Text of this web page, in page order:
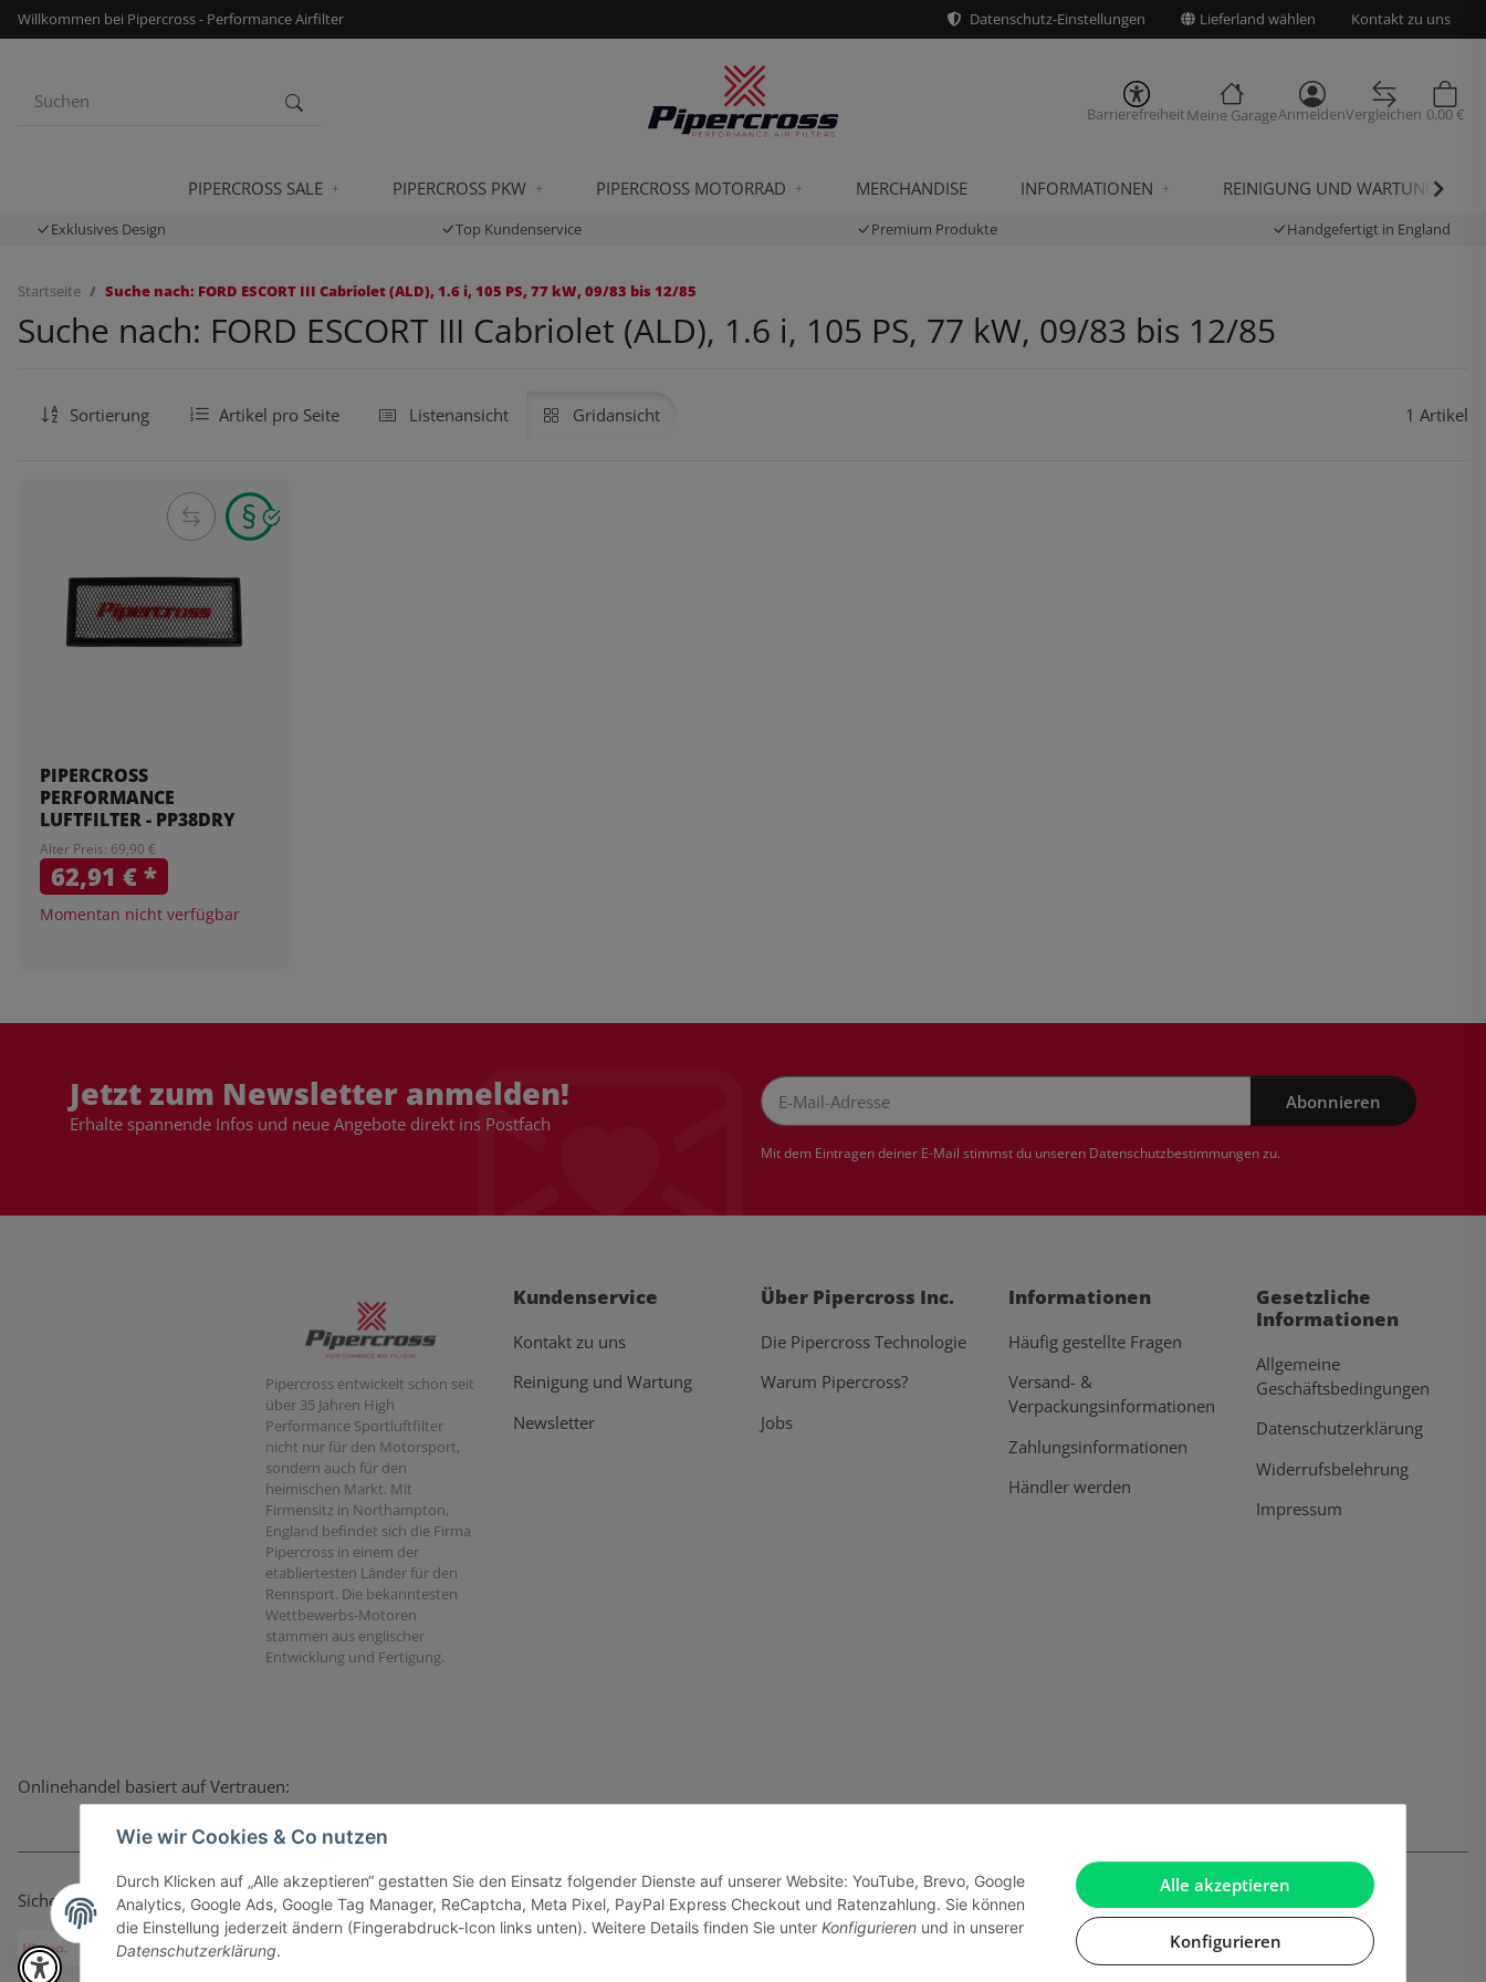
Alle akzeptieren
Konfigurieren
Wie wir Cookies & Co nutzen
Durch Klicken auf „Alle akzeptieren“ gestatten Sie den Einsatz folgender Dienste auf unserer Website: YouTube, Brevo, Google
Analytics, Google Ads, Google Tag Manager, ReCaptcha, Meta Pixel, PayPal Express Checkout und Ratenzahlung. Sie können
die Einstellung jederzeit ändern (Fingerabdruck-Icon links unten). Weitere Details finden Sie unter Konfigurieren und in unserer
Datenschutzerklärung.
Willkommen bei Pipercross - Performance Airfilter Datenschutz-Einstellungen Lieferland wählen Kontakt zu uns
BarrierefreiheitMeine GarageAnmeldenVergleichen 0,00 €
PIPERCROSS SALE PIPERCROSS PKW PIPERCROSS MOTORRAD MERCHANDISE INFORMATIONEN REINIGUNG UND WARTUNG
Exklusives Design Top Kundenservice Premium Produkte Handgefertigt in England
Startseite Suche nach: FORD ESCORT III Cabriolet (ALD), 1.6 i, 105 PS, 77 kW, 09/83 bis 12/85
Suche nach: FORD ESCORT III Cabriolet (ALD), 1.6 i, 105 PS, 77 kW, 09/83 bis 12/85
Sortierung Artikel pro Seite Listenansicht Gridansicht 1 Artikel
PIPERCROSS
PERFORMANCE
LUFTFILTER - PP38DRY
Alter Preis: 69,90 €
62,91 €*
Momentan nicht verfügbar
Jetzt zum Newsletter anmelden!
Erhalte spannende Infos und neue Angebote direkt ins Postfach
Abonnieren
Mit dem Eintragen deiner E-Mail stimmst du unseren Datenschutzbestimmungenzu.
Pipercross entwickelt schon seit
über 35 Jahren High
Performance Sportluftfilter
nicht nur für den Motorsport,
sondern auch für den
heimischen Markt. Mit
Firmensitz in Northampton,
England befindet sich die Firma
Pipercross in einem der
etabliertesten Länder für den
Rennsport. Die bekanntesten
Wettbewerbs-Motoren
stammen aus englischer
Entwicklung und Fertigung.
Kundenservice
Kontakt zu uns
Reinigung und Wartung
Newsletter
Über Pipercross Inc.
Die Pipercross Technologie
Warum Pipercross?
Jobs
Informationen
Häufig gestellte Fragen
Versand- &
Verpackungsinformationen
Zahlungsinformationen
Händler werden
Gesetzliche
Informationen
Allgemeine
Geschäftsbedingungen
Datenschutzerklärung
Widerrufsbelehrung
Impressum
Onlinehandel basiert auf Vertrauen:
Sicher bezahlen via: